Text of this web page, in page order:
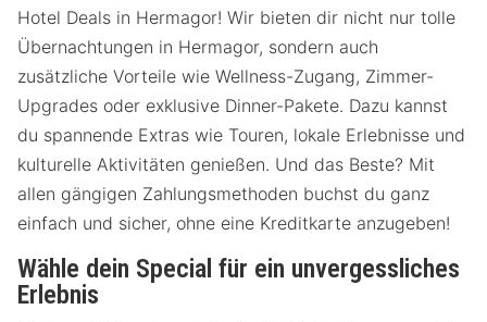
Hotel Deals in Hermagor! Wir bieten dir nicht nur tolle
Übernachtungen in Hermagor, sondern auch
zusätzliche Vorteile wie Wellness-Zugang, Zimmer-
Upgrades oder exklusive Dinner-Pakete. Dazu kannst
du spannende Extras wie Touren, lokale Erlebnisse und
kulturelle Aktivitäten genießen. Und das Beste? Mit
allen gängigen Zahlungsmethoden buchst du ganz
einfach und sicher, ohne eine Kreditkarte anzugeben!
Wähle dein Special für ein unvergessliches
Erlebnis